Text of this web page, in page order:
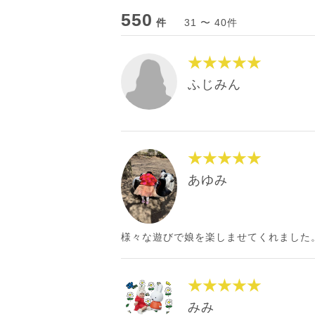
550 件 31 〜 40件
★★★★★
ふじみん
★★★★★
あゆみ
様々な遊びで娘を楽しませてくれました
★★★★★
みみ